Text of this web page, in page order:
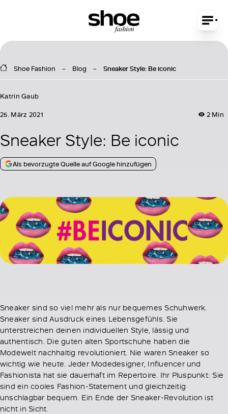
Shoe Fashion Blog Sneaker Style: Be iconic
Katrin Gaub
2 Min
25. März 2021
Sneaker Style: Be iconic
Als bevorzugte Quelle auf Google hinzufügen
Sneaker sind so viel mehr als nur bequemes Schuhwerk.
Sneaker sind Ausdruck eines Lebensgefühls. Sie
unterstreichen deinen individuellen Style, lässig und
authentisch. Die guten alten Sportschuhe haben die
Modewelt nachhaltig revolutioniert. Nie waren Sneaker so
wichtig wie heute. Jeder Modedesigner, Influencer und
Fashionista hat sie dauerhaft im Repertoire. Ihr Pluspunkt: Sie
sind ein cooles Fashion-Statement und gleichzeitig
unschlagbar bequem. Ein Ende der Sneaker-Revolution ist
nicht in Sicht.